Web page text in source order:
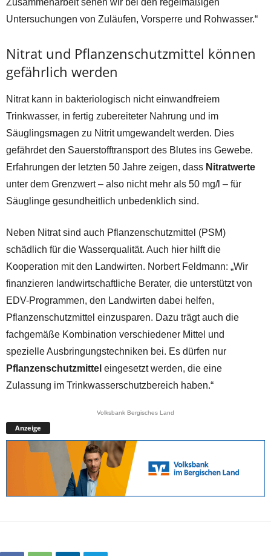
Untersuchungen von Zuläufen, Vorsperre und Rohwasser.“
Nitrat und Pflanzenschutzmittel können
gefährlich werden
Nitrat kann in bakteriologisch nicht einwandfreiem
Trinkwasser, in fertig zubereiteter Nahrung und im
Säuglingsmagen zu Nitrit umgewandelt werden. Dies
gefährdet den Sauerstofftransport des Blutes ins Gewebe.
Erfahrungen der letzten 50 Jahre zeigen, dass Nitratwerte
unter dem Grenzwert – also nicht mehr als 50 mg/l – für
Säuglinge gesundheitlich unbedenklich sind.
Neben Nitrat sind auch Pflanzenschutzmittel (PSM)
schädlich für die Wasserqualität. Auch hier hilft die
Kooperation mit den Landwirten. Norbert Feldmann: „Wir
finanzieren landwirtschaftliche Berater, die unterstützt von
EDV-Programmen, den Landwirten dabei helfen,
Pflanzenschutzmittel einzusparen. Dazu trägt auch die
fachgemäße Kombination verschiedener Mittel und
spezielle Ausbringungstechniken bei. Es dürfen nur
Pflanzenschutzmittel eingesetzt werden, die eine
Zulassung im Trinkwasserschutzbereich haben.“
Volksbank Bergisches Land
Anzeige